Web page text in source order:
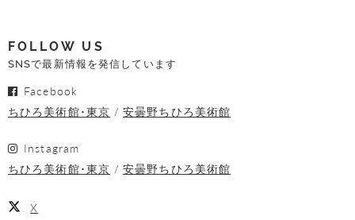
FOLLOW US
SNSで最新情報を発信しています
Facebook
ちひろ美術館･東京
安曇野ちひろ美術館
Instagram
ちひろ美術館･東京
安曇野ちひろ美術館
X